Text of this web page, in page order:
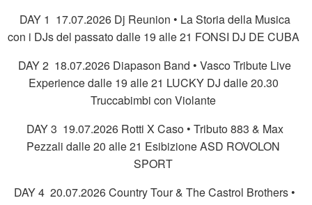
DAY 1 17.07.2026 Dj Reunion • La Storia della Musica
con i DJs del passato dalle 19 alle 21 FONSI DJ DE CUBA
DAY 2 18.07.2026 Diapason Band • Vasco Tribute Live
Experience dalle 19 alle 21 LUCKY DJ dalle 20.30
Truccabimbi con Violante
DAY 3 19.07.2026 Rotti X Caso • Tributo 883 & Max
Pezzali dalle 20 alle 21 Esibizione ASD ROVOLON
SPORT
DAY 4 20.07.2026 Country Tour & The Castrol Brothers •